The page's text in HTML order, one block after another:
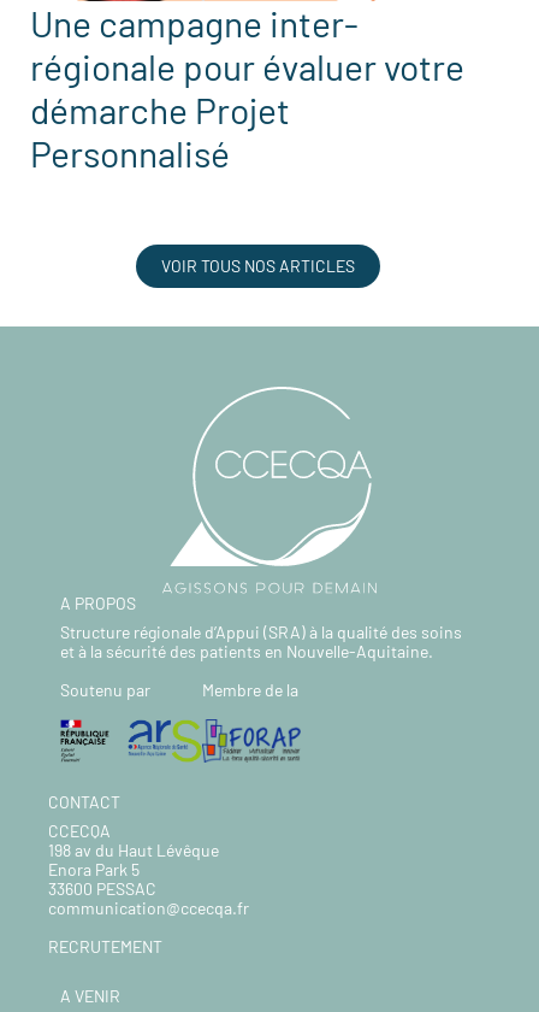
Une campagne inter-
régionale pour évaluer votre
démarche Projet
Personnalisé
VOIR TOUS NOS ARTICLES
A PROPOS
Structure régionale d’Appui (SRA) à la qualité des soins
et à la sécurité des patients en Nouvelle-Aquitaine.
Soutenu par
Membre de la
CONTACT
CCECQA
198 av du Haut Lévêque
Enora Park 5
33600 PESSAC
communication@ccecqa.fr
RECRUTEMENT
A VENIR